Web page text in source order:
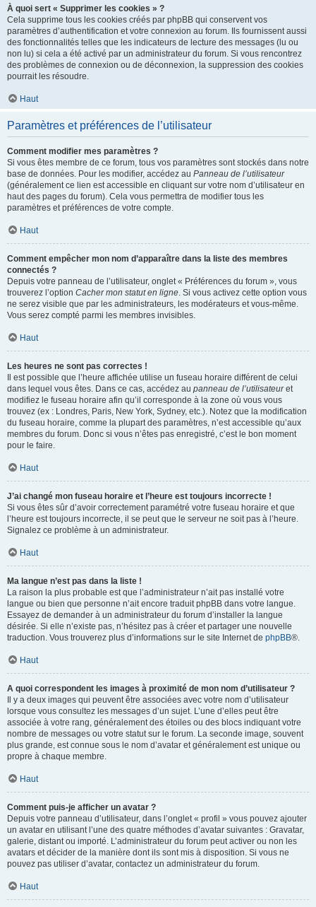
À quoi sert « Supprimer les cookies » ?
Cela supprime tous les cookies créés par phpBB qui conservent vos
paramètres d’authentification et votre connexion au forum. Ils fournissent aussi
des fonctionnalités telles que les indicateurs de lecture des messages (lu ou
non lu) si cela a été activé par un administrateur du forum. Si vous rencontrez
des problèmes de connexion ou de déconnexion, la suppression des cookies
pourrait les résoudre.
Haut
Paramètres et préférences de l’utilisateur
Comment modifier mes paramètres ?
Si vous êtes membre de ce forum, tous vos paramètres sont stockés dans notre
base de données. Pour les modifier, accédez au Panneau de l’utilisateur
(généralement ce lien est accessible en cliquant sur votre nom d’utilisateur en
haut des pages du forum). Cela vous permettra de modifier tous les
paramètres et préférences de votre compte.
Haut
Comment empêcher mon nom d’apparaître dans la liste des membres
connectés ?
Depuis votre panneau de l’utilisateur, onglet « Préférences du forum », vous
trouverez l’option Cacher mon statut en ligne. Si vous activez cette option vous
ne serez visible que par les administrateurs, les modérateurs et vous-même.
Vous serez compté parmi les membres invisibles.
Haut
Les heures ne sont pas correctes !
Il est possible que l’heure affichée utilise un fuseau horaire différent de celui
dans lequel vous êtes. Dans ce cas, accédez au panneau de l’utilisateuret
modifiez le fuseau horaire afin qu’il corresponde à la zone où vous vous
trouvez (ex : Londres, Paris, New York, Sydney, etc.). Notez que la modification
du fuseau horaire, comme la plupart des paramètres, n’est accessible qu’aux
membres du forum. Donc si vous n’êtes pas enregistré, c’est le bon moment
pour le faire.
Haut
J’ai changé mon fuseau horaire et l’heure est toujours incorrecte !
Si vous êtes sûr d’avoir correctement paramétré votre fuseau horaire et que
l’heure est toujours incorrecte, il se peut que le serveur ne soit pas à l’heure.
Signalez ce problème à un administrateur.
Haut
Ma langue n’est pas dans la liste !
La raison la plus probable est que l’administrateur n’ait pas installé votre
langue ou bien que personne n’ait encore traduit phpBB dans votre langue.
Essayez de demander à un administrateur du forum d’installer la langue
désirée. Si elle n’existe pas, n’hésitez pas à créer et partager une nouvelle
traduction. Vous trouverez plus d’informations sur le site Internet de phpBB®.
Haut
A quoi correspondent les images à proximité de mon nom d’utilisateur ?
Il y a deux images qui peuvent être associées avec votre nom d’utilisateur
lorsque vous consultez les messages d’un sujet. L’une d’elles peut être
associée à votre rang, généralement des étoiles ou des blocs indiquant votre
nombre de messages ou votre statut sur le forum. La seconde image, souvent
plus grande, est connue sous le nom d’avatar et généralement est unique ou
propre à chaque membre.
Haut
Comment puis-je afficher un avatar ?
Depuis votre panneau d’utilisateur, dans l’onglet « profil » vous pouvez ajouter
un avatar en utilisant l’une des quatre méthodes d’avatar suivantes : Gravatar,
galerie, distant ou importé. L’administrateur du forum peut activer ou non les
avatars et décider de la manière dont ils sont mis à disposition. Si vous ne
pouvez pas utiliser d’avatar, contactez un administrateur du forum.
Haut